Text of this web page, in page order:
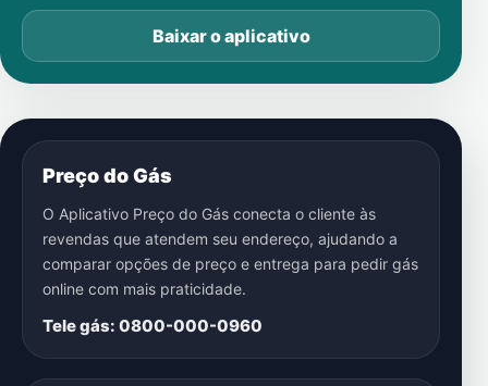
Baixar o aplicativo
Preço do Gás
O Aplicativo Preço do Gás conecta o cliente às
revendas que atendem seu endereço, ajudando a
comparar opções de preço e entrega para pedir gás
online com mais praticidade.
Tele gás: 0800-000-0960